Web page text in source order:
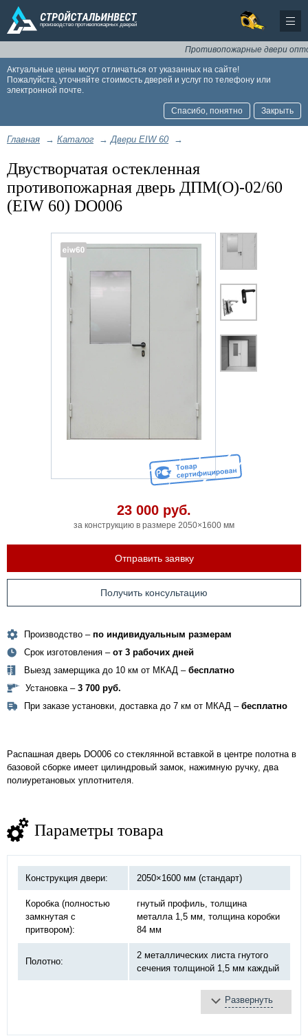
Противопожарные двери оптом и
Актуальные цены могут отличаться от указанных на сайте!
Пожалуйста, уточняйте стоимость дверей и услуг по телефону или
электронной почте.
Спасибо, понятно Закрыть
Главная → Каталог →Двери EIW 60 →
Двустворчатая остекленная
противопожарная дверь ДПМ(О)-02/60
(EIW 60) DO006
23 000 руб.
за конструкцию в размере 2050×1600 мм
Отправить заявку
Получить консультацию
Производство – по индивидуальным размерам
Срок изготовления – от 3 рабочих дней
Выезд замерщика до 10 км от МКАД – бесплатно
Установка – 3 700 руб.
При заказе установки, доставка до 7 км от МКАД – бесплатно
Распашная дверь DO006 со стеклянной вставкой в центре полотна в
базовой сборке имеет цилиндровый замок, нажимную ручку, два
полиуретановых уплотнителя.
Параметры товара
Конструкция двери: 2050×1600 мм (стандарт)
Коробка (полностью
замкнутая с
притвором):
гнутый профиль, толщина
металла 1,5 мм, толщина коробки
84 мм
Полотно:
2 металлических листа гнутого
сечения толщиной 1,5 мм каждый
базальтовая плита
терморасширяющаяся
Развернуть